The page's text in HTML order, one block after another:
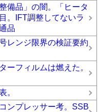
備品」の闇。「ヒータ
。IFT調整してないラ
品
レンジ限界の検証要約
フィルムは燃えた。
表。
ンプレッサー考。SSB